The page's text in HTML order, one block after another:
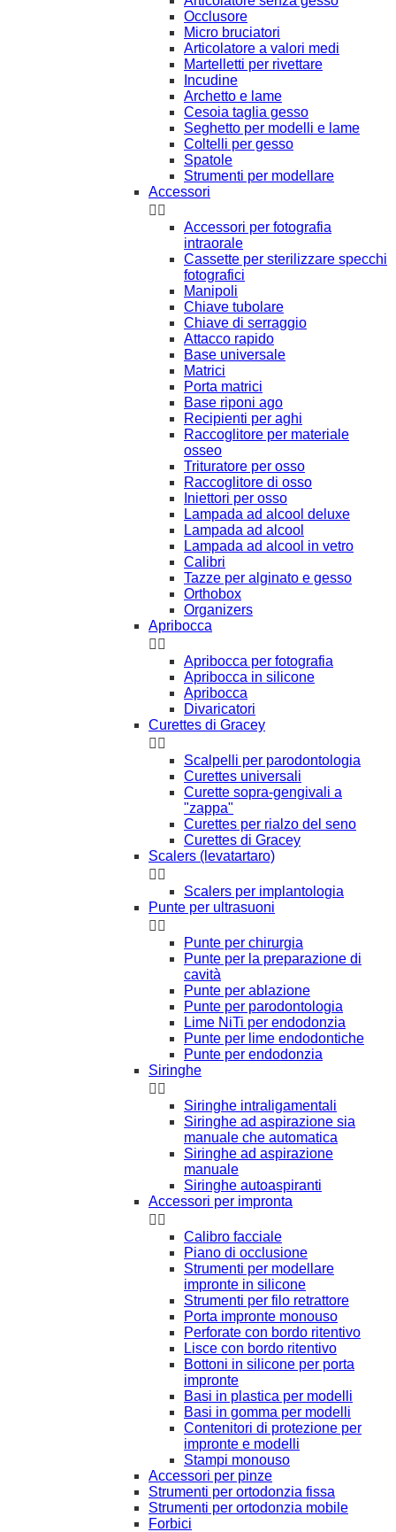
Occlusore
Micro bruciatori
Articolatore a valori medi
Martelletti per rivettare
Incudine
Archetto e lame
Cesoia taglia gesso
Seghetto per modelli e lame
Coltelli per gesso
Spatole
Strumenti per modellare
Accessori
 
Accessori per fotografia
intraorale
Cassette per sterilizzare specchi
fotografici
Manipoli
Chiave tubolare
Chiave di serraggio
Attacco rapido
Base universale
Matrici
Porta matrici
Base riponi ago
Recipienti per aghi
Raccoglitore per materiale
osseo
Trituratore per osso
Raccoglitore di osso
Iniettori per osso
Lampada ad alcool deluxe
Lampada ad alcool
Lampada ad alcool in vetro
Calibri
Tazze per alginato e gesso
Orthobox
Organizers
Apribocca
 
Apribocca per fotografia
Apribocca in silicone
Apribocca
Divaricatori
Curettes di Gracey
 
Scalpelli per parodontologia
Curettes universali
Curette sopra-gengivali a
"zappa"
Curettes per rialzo del seno
Curettes di Gracey
Scalers (levatartaro)
 
Scalers per implantologia
Punte per ultrasuoni
 
Punte per chirurgia
Punte per la preparazione di
cavità
Punte per ablazione
Punte per parodontologia
Lime NiTi per endodonzia
Punte per lime endodontiche
Punte per endodonzia
Siringhe
 
Siringhe intraligamentali
Siringhe ad aspirazione sia
manuale che automatica
Siringhe ad aspirazione
manuale
Siringhe autoaspiranti
Accessori per impronta
 
Calibro facciale
Piano di occlusione
Strumenti per modellare
impronte in silicone
Strumenti per filo retrattore
Porta impronte monouso
Perforate con bordo ritentivo
Lisce con bordo ritentivo
Bottoni in silicone per porta
impronte
Basi in plastica per modelli
Basi in gomma per modelli
Contenitori di protezione per
impronte e modelli
Stampi monouso
Accessori per pinze
Strumenti per ortodonzia fissa
Strumenti per ortodonzia mobile
Forbici